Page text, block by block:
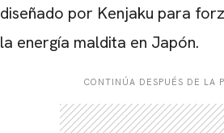
diseñado por Kenjaku para
la energía maldita en Japón.
CONTINÚA DESPUÉS DE LA